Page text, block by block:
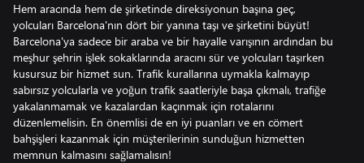
Hem aracında hem de şirketinde direksiyonun başına geç,
yolcuları Barcelona'nın dört bir yanına taşı ve şirketini büyüt!
Barcelona'ya sadece bir araba ve bir hayalle varışının ardından bu
meşhur şehrin işlek sokaklarında aracını sür ve yolcuları taşırken
kusursuz bir hizmet sun. Trafik kurallarına uymakla kalmayıp
sabırsız yolcularla ve yoğun trafik saatleriyle başa çıkmalı, trafiğe
yakalanmamak ve kazalardan kaçınmak için rotalarını
düzenlemelisin. En önemlisi de en iyi puanları ve en cömert
bahşişleri kazanmak için müşterilerinin sunduğun hizmetten
memnun kalmasını sağlamalısın!